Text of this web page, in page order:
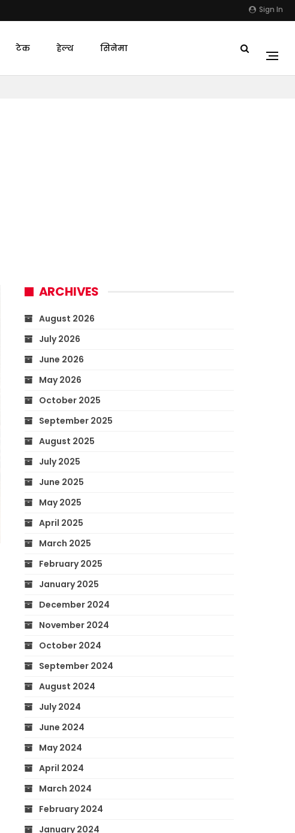
Sign In
टेक हेल्थ सिनेमा
ARCHIVES
August 2026
July 2026
June 2026
May 2026
October 2025
September 2025
August 2025
July 2025
June 2025
May 2025
April 2025
March 2025
February 2025
January 2025
December 2024
November 2024
October 2024
September 2024
August 2024
July 2024
June 2024
May 2024
April 2024
March 2024
February 2024
January 2024